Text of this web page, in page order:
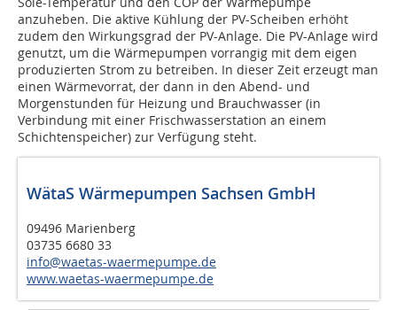
anzuheben. Die aktive Kühlung der PV-Scheiben erhöht
zudem den Wirkungsgrad der PV-Anlage. Die PV-Anlage wird
genutzt, um die Wärmepumpen vorrangig mit dem eigen
produzierten Strom zu betreiben. In dieser Zeit erzeugt man
einen Wärmevorrat, der dann in den Abend- und
Morgenstunden für Heizung und Brauchwasser (in
Verbindung mit einer Frischwasserstation an einem
Schichtenspeicher) zur Verfügung steht.
WätaS Wärmepumpen Sachsen GmbH
09496 Marienberg
03735 6680 33
info@waetas-waermepumpe.de
www.waetas-waermepumpe.de